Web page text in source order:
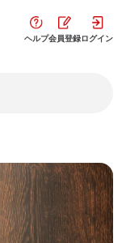
ヘルプ会員登録ログイン